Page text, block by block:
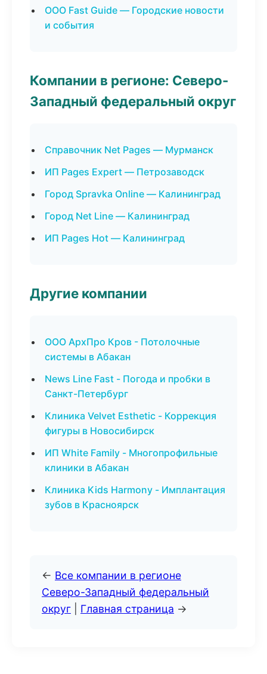
ООО Fast Guide — Городские новости
и события
Компании в регионе: Северо-
Западный федеральный округ
Справочник Net Pages — Мурманск
ИП Pages Expert — Петрозаводск
Город Spravka Online — Калининград
Город Net Line — Калининград
ИП Pages Hot — Калининград
Другие компании
ООО АрхПро Кров - Потолочные
системы в Абакан
News Line Fast - Погода и пробки в
Санкт-Петербург
Клиника Velvet Esthetic - Коррекция
фигуры в Новосибирск
ИП White Family - Многопрофильные
клиники в Абакан
Клиника Kids Harmony - Имплантация
зубов в Красноярск
← Все компании в регионе
Северо-Западный федеральный
округ
Главная страница →